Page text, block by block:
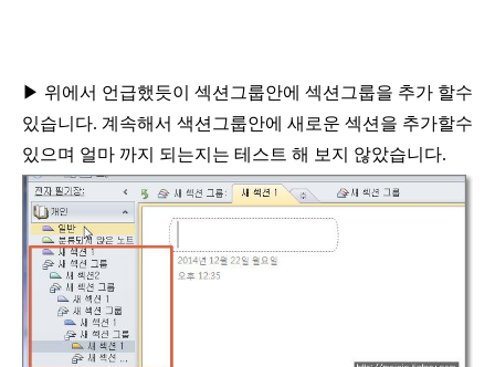
▶ 위에서 언급했듯이 섹션그룹안에 섹션그룹을 추가 할수
있습니다. 계속해서 색션그룹안에 새로운 섹션을 추가할수
있으며 얼마 까지 되는지는 테스트 해 보지 않았습니다.